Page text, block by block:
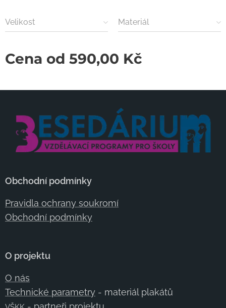
Velikost Materiál
Cena od 590,00 Kč
Obchodní podmínky
Pravidla ochrany soukromí
Obchodní podmínky
O projektu
O nás
Technické parametry - materiál plakátů